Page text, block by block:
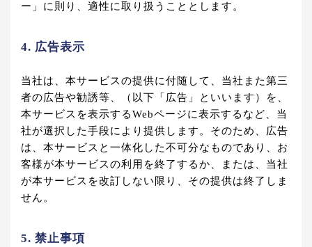
ー」に則り、適性に取り扱うこととします。
4. 広告表示
当社は、本サービスの提供に付随して、当社また第三
者の広告や勧誘等、（以下「広告」といいます）を、
本サービスを表示するWebページに表示するなど、当
社が選択した手段により提供します。そのため、広告
は、本サービスと一体化した不可分なものであり、お
客様が本サービスの利用を終了するか、または、当社
が本サービスを改訂しない限り、その提供は終了しま
せん。
5. 禁止事項